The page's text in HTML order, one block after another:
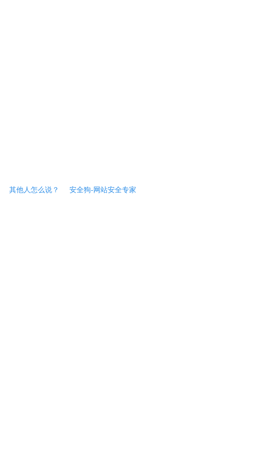
其他人怎么说？ 安全狗-网站安全专家